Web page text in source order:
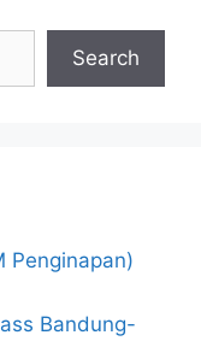
Search
Penginapan)
Bandung-